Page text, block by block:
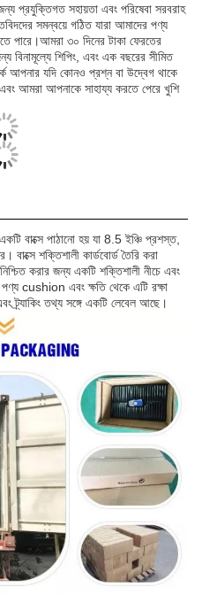
প্রযুক্তিগত সহায়তা এবং পরিষেবা সরবরাহ
সমন্বয়ে গঠিত যারা আমাদের পণ্য
পারে।আমরা ৩০ দিনের টাকা ফেরতের
বিনামূল্যে শিপিং, এবং এক বছরের সীমিত
আপনার যদি কোনও প্রশ্ন বা উদ্বেগ থাকে
আমরা আপনাকে সাহায্য করতে পেরে খুশি
বাক্সে পাঠানো হয় যা 8.5 ইঞ্চি প্রশস্ত,
বাক্সে শক্তিশালী কার্ডবোর্ড তৈরি করা
করার জন্য একটি শক্তিশালী নীচে এবং
cushion এবং ক্ষতি থেকে এটি রক্ষা
ট্র্যাকিং তথ্য সঙ্গে একটি লেবেল আছে।